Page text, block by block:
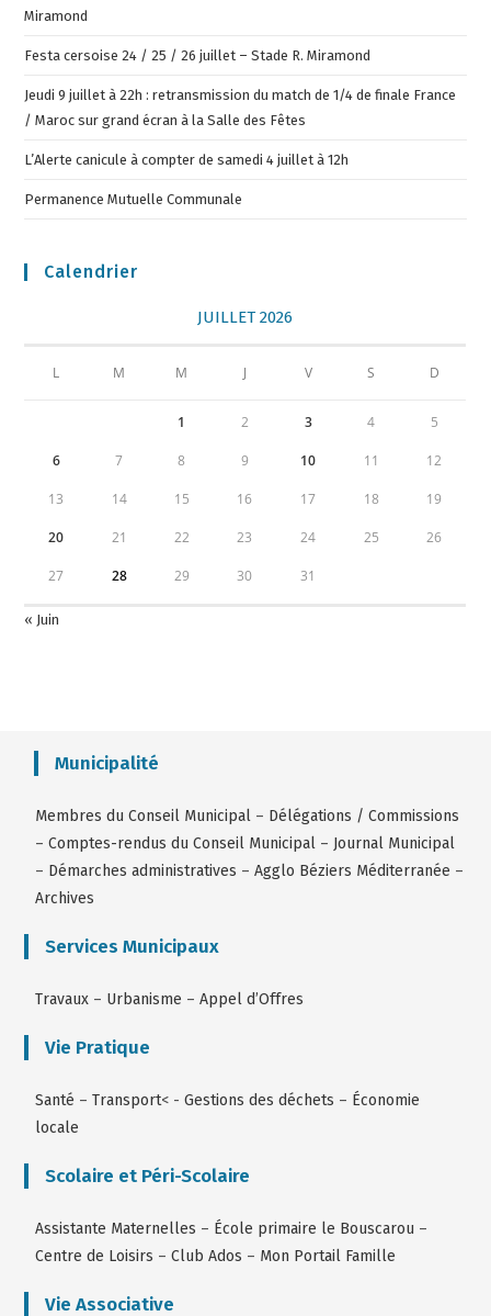
Miramond
Festa cersoise 24 / 25 / 26 juillet – Stade R. Miramond
Jeudi 9 juillet à 22h : retransmission du match de 1/4 de finale France
/ Maroc sur grand écran à la Salle des Fêtes
L’Alerte canicule à compter de samedi 4 juillet à 12h
Permanence Mutuelle Communale
Calendrier
JUILLET 2026
L M M J V S D
1 2 3 4 5
6 7 8 9 10 11 12
13 14 15 16 17 18 19
20 21 22 23 24 25 26
27 28 29 30 31
« Juin
Municipalité
Membres du Conseil Municipal – Délégations / Commissions
–Comptes-rendus du Conseil Municipal – Journal Municipal
– Démarches administratives –Agglo Béziers Méditerranée –
Archives
Services Municipaux
Travaux – Urbanisme –Appel d’Offres
Vie Pratique
Santé –Transport< -Gestions des déchets – Économie
locale
Scolaire et Péri-Scolaire
Assistante Maternelles – École primaire le Bouscarou –
Centre de Loisirs –Club Ados – Mon Portail Famille
Vie Associative